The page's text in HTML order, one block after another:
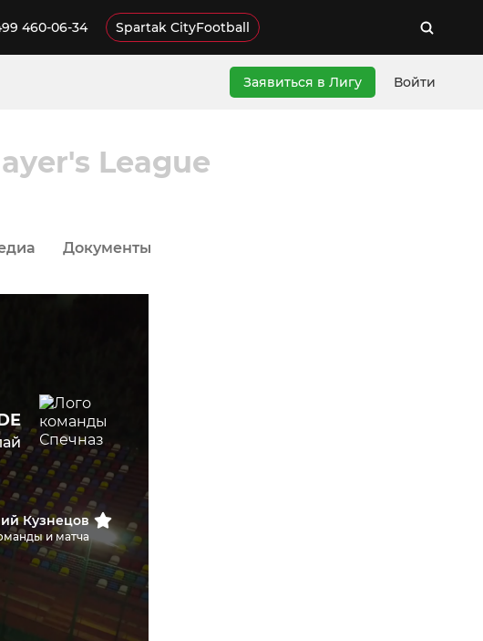
460-06-34 Spartak CityFootball
Заявиться в Лигу Войти
League
Документы
Кузнецов
и матча